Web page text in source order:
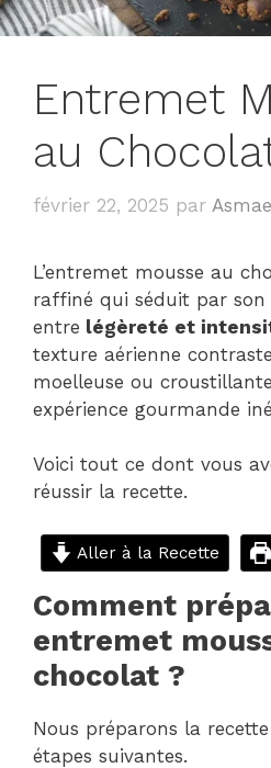
Entremet
au
février 22, 2025 par
L’entremet mousse au
raffiné qui séduit par
entre légèreté et
texture aérienne
moelleuse ou
expérience gourmande
Voici tout ce dont vous
réussir la recette.
Aller à la Recette
Comment
entremet
chocolat ?
Nous préparons la
étapes suivantes.